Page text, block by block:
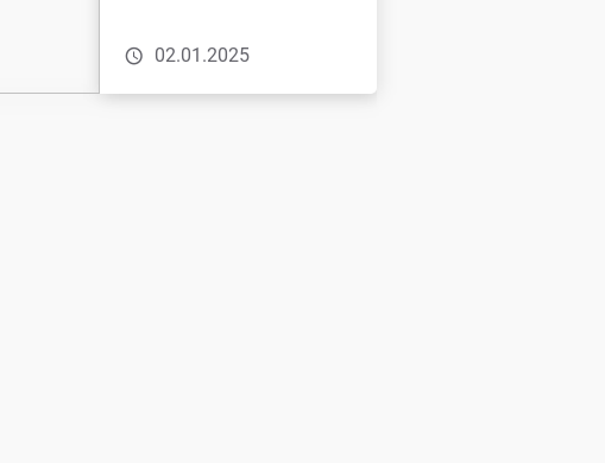
đại lý của công ty Tây Bắc
- BQP
02.01.2025